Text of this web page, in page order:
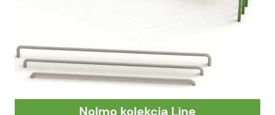
Nolmo kolekcia Line